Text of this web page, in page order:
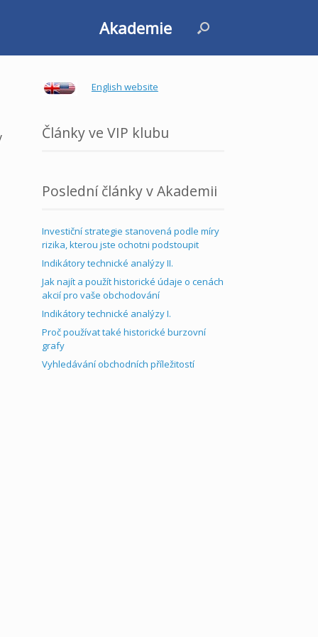
Akademie
English website
Články ve VIP klubu
Poslední články v Akademii
Investiční strategie stanovená podle míry
rizika, kterou jste ochotni podstoupit
Indikátory technické analýzy II.
Jak najít a použít historické údaje o cenách
akcií pro vaše obchodování
Indikátory technické analýzy I.
Proč používat také historické burzovní
grafy
Vyhledávání obchodních příležitostí